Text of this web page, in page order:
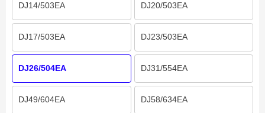
DJ14/503EA DJ20/503EA
DJ17/503EA DJ23/503EA
DJ26/504EA DJ31/554EA
DJ49/604EA DJ58/634EA